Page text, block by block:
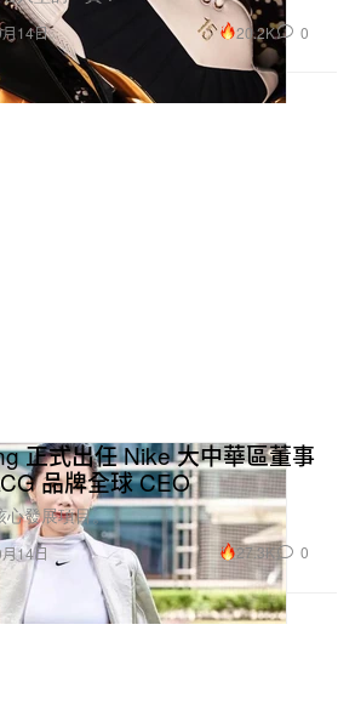
14日 20.2K 0
正式出任 Nike 大中華區董事
品牌全球 CEO
心發展項目。
14日 27.3K 0